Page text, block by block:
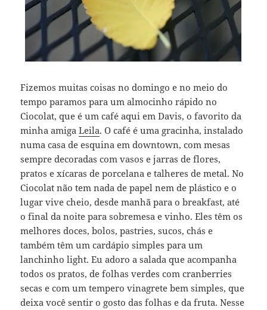
Fizemos muitas coisas no domingo e no meio do
tempo paramos para um almocinho rápido no
Ciocolat, que é um café aqui em Davis, o favorito da
minha amigaLeila. O café é uma gracinha, instalado
numa casa de esquina em downtown, com mesas
sempre decoradas com vasos e jarras de flores,
pratos e xícaras de porcelana e talheres de metal. No
Ciocolat não tem nada de papel nem de plástico e o
lugar vive cheio, desde manhã para o breakfast, até
o final da noite para sobremesa e vinho. Eles têm os
melhores doces, bolos, pastries, sucos, chás e
também têm um cardápio simples para um
lanchinho light. Eu adoro a salada que acompanha
todos os pratos, de folhas verdes com cranberries
secas e com um tempero vinagrete bem simples, que
deixa você sentir o gosto das folhas e da fruta. Nesse